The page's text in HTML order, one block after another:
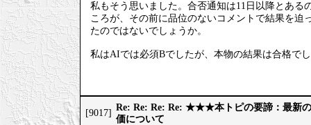
私もそう思いました。合否通知は11日以降とあ
ころが、その前に品位のないコメントで結果を
たのではないでしょうか。
私はAIでは必須Bでしたが、本物の結果は合格で
[9017]
Re: Re: Re: Re: ★★★本トピの要諦：最新
価について